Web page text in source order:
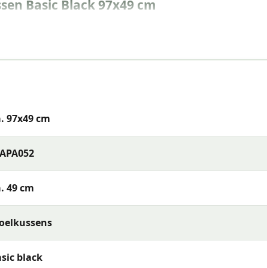
Basic Black 97x49 cm
(falls abnehmbar) oder reinigen Sie den Stoff mit einem
97x49 cm
49 cm
black